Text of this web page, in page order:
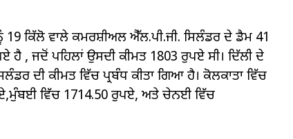
ਕਿੱਲੋ ਵਾਲੇ ਕਮਰਸ਼ੀਅਲ ਐੱਲ.ਪੀ.ਜੀ. ਸਿਲੰਡਰ ਦੇ ਡੈਮ 41
, ਜਦੋਂ ਪਹਿਲਾਂ ਉਸਦੀ ਕੀਮਤ 1803 ਰੁਪਏ ਸੀ। ਦਿੱਲੀ ਦੇ
ਦੀ ਕੀਮਤ ਵਿੱਚ ਪ੍ਰਬੰਧ ਕੀਤਾ ਗਿਆ ਹੈ। ਕੋਲਕਾਤਾ ਵਿੱਚ
ਵਿੱਚ 1714.50 ਰੁਪਏ, ਅਤੇ ਚੇਨਈ ਵਿੱਚ